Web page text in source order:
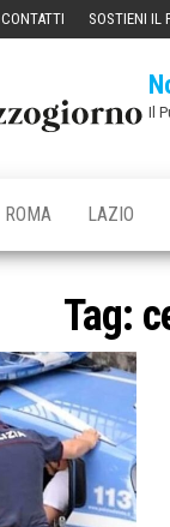
CONTATTI SOSTIENI IL
Il
ROMA LAZIO
Tag: